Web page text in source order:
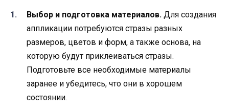
Выбор и подготовка материалов. Для создания
аппликации потребуются стразы разных
размеров, цветов и форм, а также основа, на
которую будут приклеиваться стразы.
Подготовьте все необходимые материалы
заранее и убедитесь, что они в хорошем
состоянии.